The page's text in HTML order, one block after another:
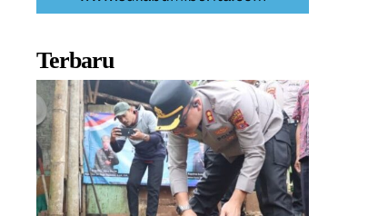
Terbaru